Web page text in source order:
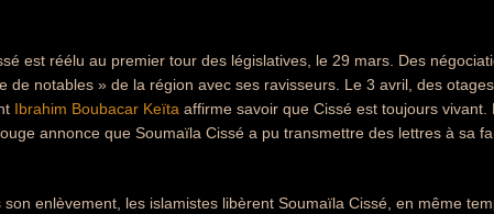
est réélu au premier tour des législatives, le 29 mars. Des
de notables » de la région avec ses ravisseurs. Le 3 avril, des
Ibrahim Boubacar Keïta affirme savoir que Cissé est toujours vivant.
annonce que Soumaïla Cissé a pu transmettre des lettres à sa
enlèvement, les islamistes libèrent Soumaïla Cissé, en même